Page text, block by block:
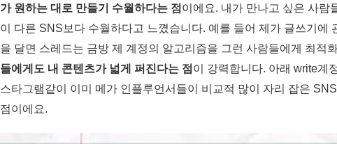
가 원하는 대로 만들기 수월하다는 점 이에요. 내가 만나고 싶은 사람
이 다른 SNS보다 수월하다고 느꼈습니다. 예를 들어 제가 글쓰기에
을 달면 스레드는 금방 제 계정의 알고리즘을 그런 사람들에게 최적
들에게도 내 콘텐츠가 넓게 퍼진다는 점 이 강력합니다. 아래 write계
스타그램같이 이미 메가 인플루언서들이 비교적 많이 자리 잡은
점이에요.